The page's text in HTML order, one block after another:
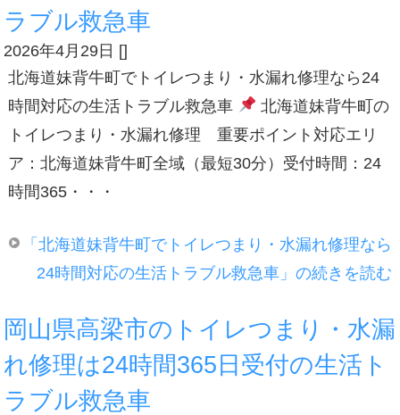
ラブル救急車
2026年4月29日 []
北海道妹背牛町でトイレつまり・水漏れ修理なら24
時間対応の生活トラブル救急車
北海道妹背牛町の
トイレつまり・水漏れ修理 重要ポイント対応エリ
ア：北海道妹背牛町全域（最短30分）受付時間：24
時間365・・・
「北海道妹背牛町でトイレつまり・水漏れ修理なら
24時間対応の生活トラブル救急車」の続きを読む
岡山県高梁市のトイレつまり・水漏
れ修理は24時間365日受付の生活ト
ラブル救急車